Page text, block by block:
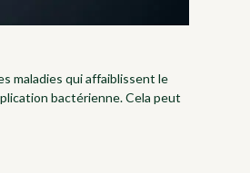
maladies qui affaiblissent le
bactérienne. Cela peut